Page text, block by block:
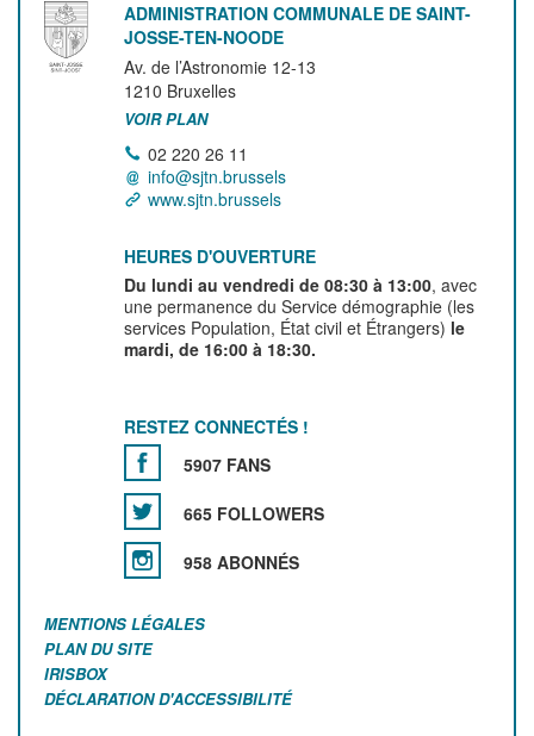
ADMINISTRATION COMMUNALE DE SAINT-
JOSSE-TEN-NOODE
Av. de l’Astronomie 12-13
1210 Bruxelles
VOIR PLAN
02 220 26 11
info@sjtn.brussels
www.sjtn.brussels
HEURES D'OUVERTURE
Du lundi au vendredi de 08:30 à 13:00, avec
une permanence du Service démographie (les
services Population, État civil et Étrangers) le
mardi, de 16:00 à 18:30.
RESTEZ CONNECTÉS !
5907 FANS
665 FOLLOWERS
958 ABONNÉS
MENTIONS LÉGALES
PLAN DU SITE
IRISBOX
DÉCLARATION D'ACCESSIBILITÉ